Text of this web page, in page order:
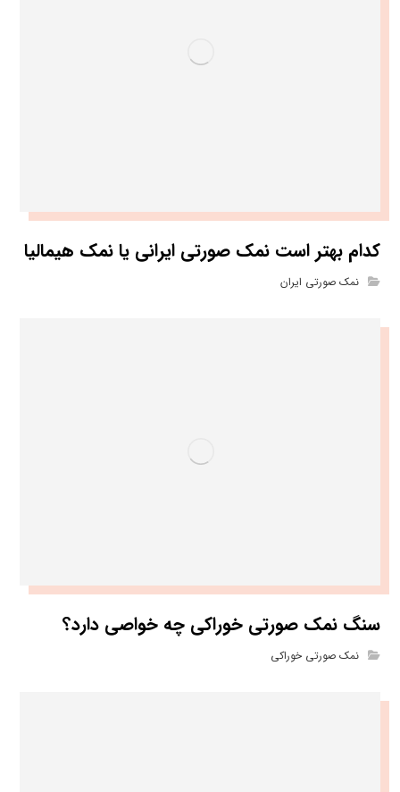
کدام بهتر است نمک صورتی ایرانی یا نمک هیمالیا
نمک صورتی ایران
سنگ نمک صورتی خوراکی چه خواصی دارد؟
نمک صورتی خوراکی